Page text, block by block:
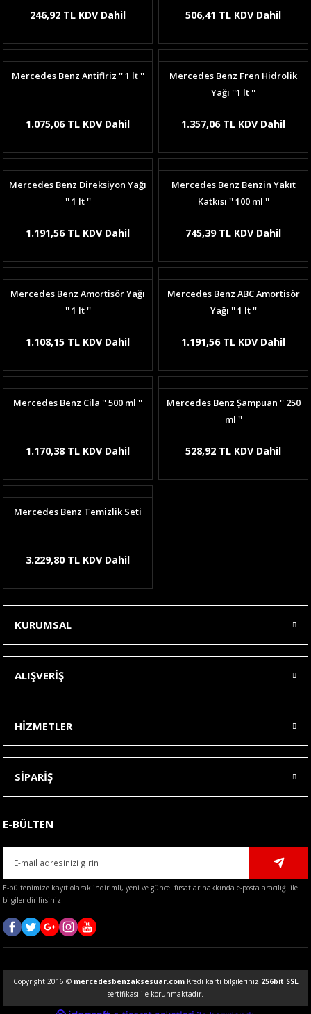
246,92 TL KDV Dahil 506,41 TL KDV Dahil
Mercedes Benz Antifiriz '' 1 lt ''
1.075,06 TL KDV Dahil
Mercedes Benz Fren Hidrolik
Yağı ''1 lt ''
1.357,06 TL KDV Dahil
Mercedes Benz Direksiyon Yağı
'' 1 lt ''
1.191,56 TL KDV Dahil
Mercedes Benz Benzin Yakıt
Katkısı '' 100 ml ''
745,39 TL KDV Dahil
Mercedes Benz Amortisör Yağı
'' 1 lt ''
1.108,15 TL KDV Dahil
Mercedes Benz ABC Amortisör
Yağı '' 1 lt ''
1.191,56 TL KDV Dahil
Mercedes Benz Cila '' 500 ml ''
1.170,38 TL KDV Dahil
Mercedes Benz Şampuan '' 250
ml ''
528,92 TL KDV Dahil
Mercedes Benz Temizlik Seti
3.229,80 TL KDV Dahil
KURUMSAL
ALIŞVERİŞ
HİZMETLER
SİPARİŞ
E-BÜLTEN
E-bültenimize kayıt olarak indirimli, yeni ve güncel fırsatlar hakkında e-posta aracılığı ile
bilgilendirilirsiniz.
Copyright 2016 © mercedesbenzaksesuar.comKredi kartı bilgileriniz 256bit SSL
sertifikası ile korunmaktadır.